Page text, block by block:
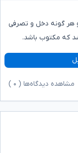
هر گونه دخل و تصرفی
که مکتوب باشد.
مشاهده دیدگاه‌ها ( ۰